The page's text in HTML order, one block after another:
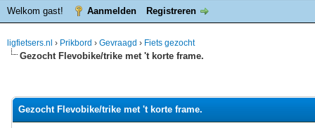
Welkom gast! Aanmelden Registreren
ligfietsers.nl › Prikbord › Gevraagd › Fiets gezocht
Gezocht Flevobike/trike met 't korte frame.
Gezocht Flevobike/trike met 't korte frame.